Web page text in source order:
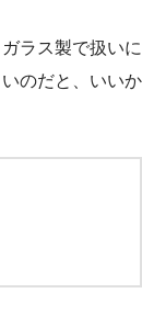
ラス製で扱いに
のだと、いいか